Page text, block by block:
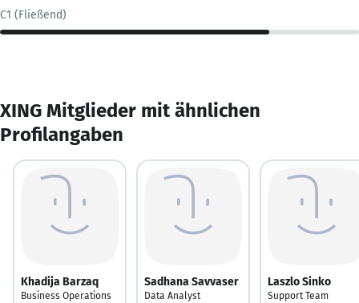
C1 (Fließend)
XING Mitglieder mit ähnlichen
Profilangaben
Khadija Barzaq
Business Operations
Sadhana Savvaser
Data Analyst
Laszlo Sinko
Support Team